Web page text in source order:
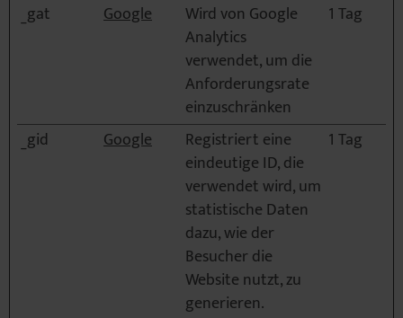
_gat Google
Wird von Google
Analytics
verwendet, um die
Anforderungsrate
einzuschränken
1 Tag
_gid Google
Registriert eine
eindeutige ID, die
verwendet wird, um
statistische Daten
dazu, wie der
Besucher die
Website nutzt, zu
generieren.
1 Tag